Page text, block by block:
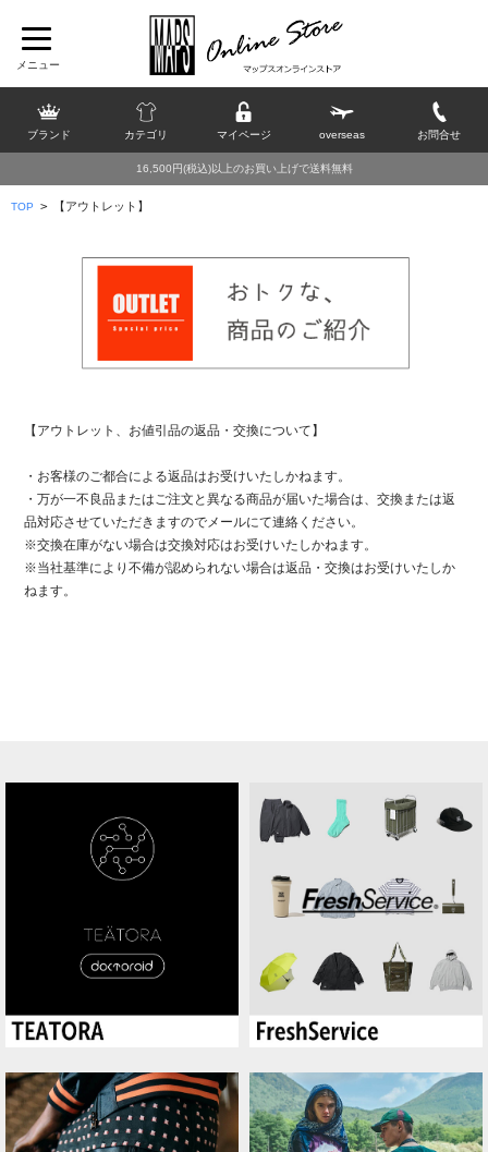
ブランド カテゴリ マイページ overseas お問合せ
16,500円(税込)以上のお買い上げで送料無料
TOP > 【アウトレット】
【アウトレット、お値引品の返品・交換について】
・お客様のご都合による返品はお受けいたしかねます。
・万が一不良品またはご注文と異なる商品が届いた場合は、交換または返
品対応させていただきますのでメールにて連絡ください。
※交換在庫がない場合は交換対応はお受けいたしかねます。
※当社基準により不備が認められない場合は返品・交換はお受けいたしか
ねます。